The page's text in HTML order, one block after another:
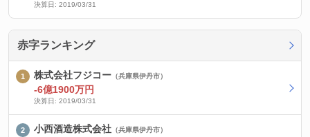
決算日: 2019/03/31
赤字ランキング
株式会社フジコー （兵庫県伊丹市）
-6億1900万円
決算日: 2019/03/31
小西酒造株式会社 （兵庫県伊丹市）